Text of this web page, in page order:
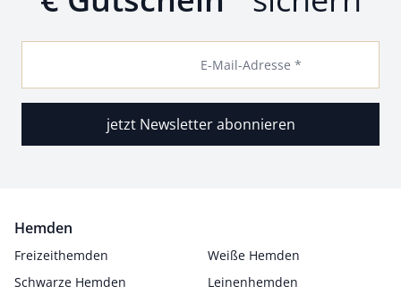
E-Mail-Adresse *
jetzt Newsletter abonnieren
Hemden
Freizeithemden
Weiße Hemden
Schwarze Hemden
Leinenhemden